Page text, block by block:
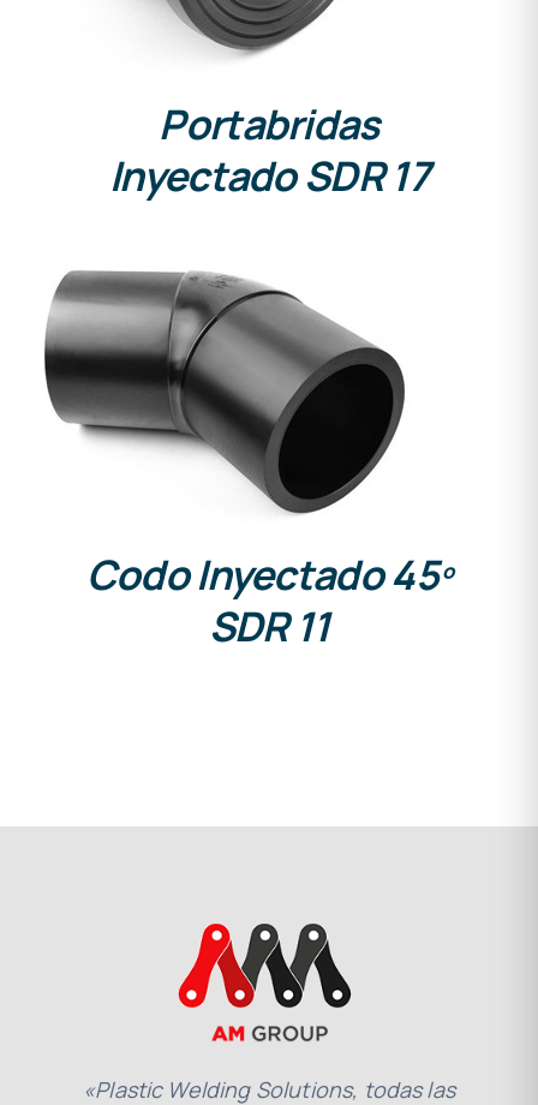
Portabridas
Inyectado SDR 17
DETALLES
Codo Inyectado 45º
SDR 11
«Plastic Welding Solutions, todas las